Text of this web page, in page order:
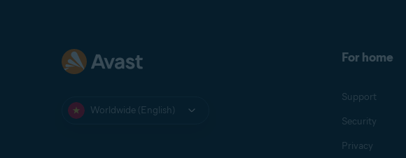
Worldwide (English)
For home
Support
Security
Privacy